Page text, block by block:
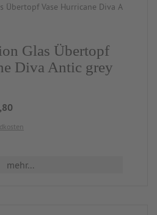
Glas Übertopf
Diva Antic grey
mehr...